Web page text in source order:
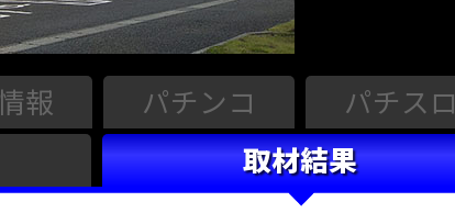
報 パチンコ
パチスロ
取材結果